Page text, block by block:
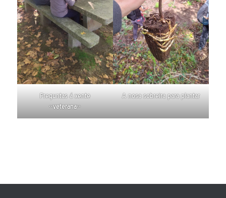
Preguntas á xente
«veterana»
A nosa sobreira para plantar